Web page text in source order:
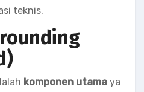
teknis.
komponen utama ya